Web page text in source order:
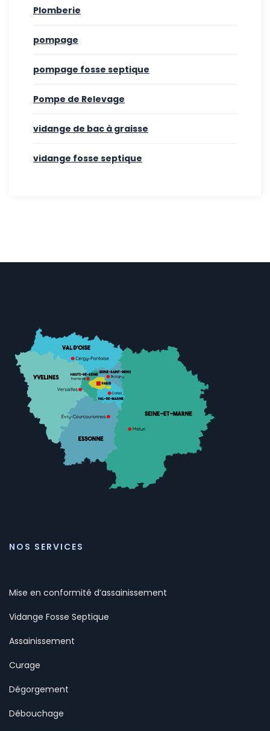
Plomberie
pompage
pompage fosse septique
Pompe de Relevage
vidange de bac à graisse
vidange fosse septique
NOS SERVICES
Mise en conformité d’assainissement
Vidange Fosse Septique
Assainissement
Curage
Dégorgement
Débouchage